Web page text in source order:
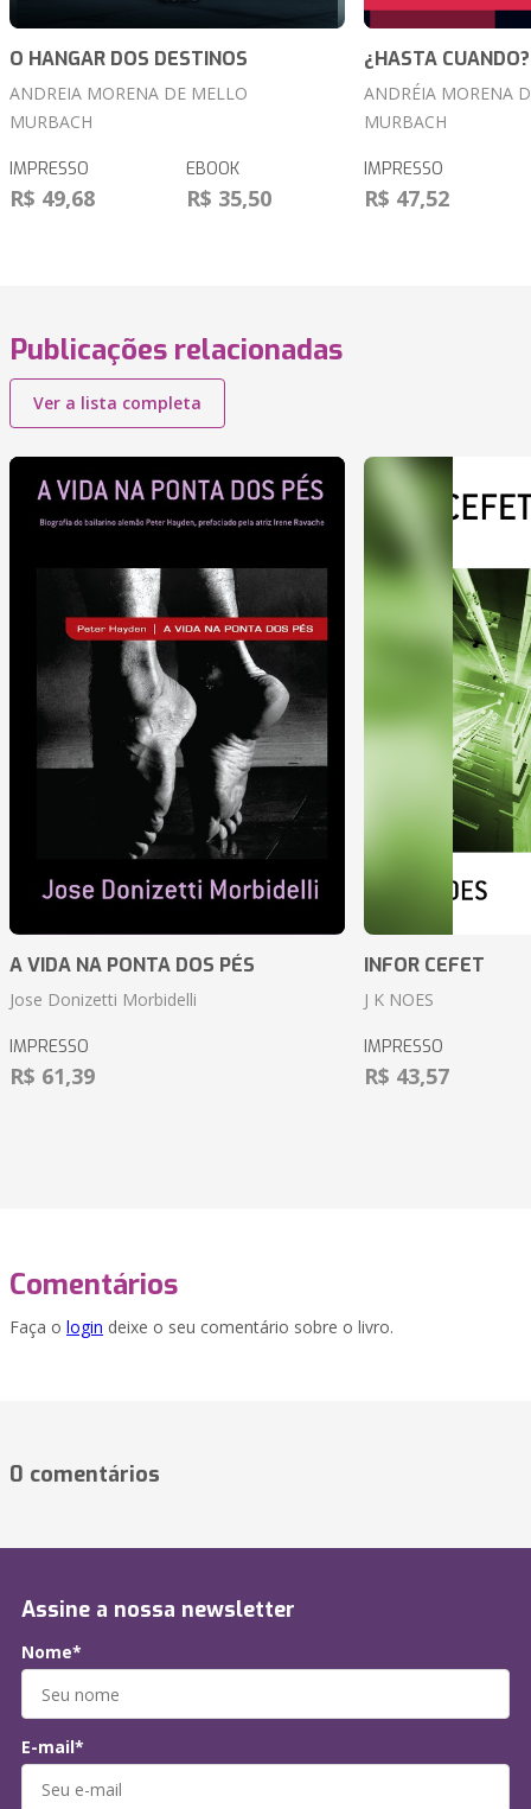
O HANGAR DOS DESTINOS
ANDREIA MORENA DE MELLO
MURBACH
IMPRESSO
R$ 49,68
EBOOK
R$ 35,50
¿HASTA CUANDO?
ANDRÉIA MORENA
MURBACH
IMPRESSO
R$ 47,52
Publicações relacionadas
Ver a lista completa
A VIDA NA PONTA DOS PÉS
Jose Donizetti Morbidelli
IMPRESSO
R$ 61,39
INFOR CEFET
J K NOES
IMPRESSO
R$ 43,57
Comentários
Faça o login deixe o seu comentário sobre o livro.
0 comentários
Assine a nossa newsletter
Nome*
E-mail*